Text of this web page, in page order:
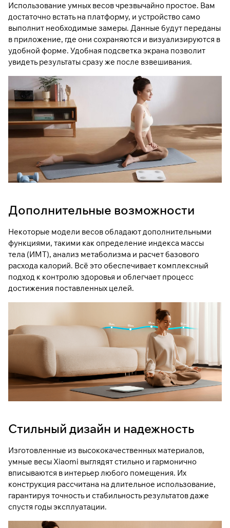
Использование умных весов чрезвычайно простое. Вам
достаточно встать на платформу, и устройство само
выполнит необходимые замеры. Данные будут переданы
в приложение, где они сохраняются и визуализируются в
удобной форме. Удобная подсветка экрана позволит
увидеть результаты сразу же после взвешивания.
Дополнительные возможности
Некоторые модели весов обладают дополнительными
функциями, такими как определение индекса массы
тела (ИМТ), анализ метаболизма и расчет базового
расхода калорий. Всё это обеспечивает комплексный
подход к контролю здоровья и облегчает процесс
достижения поставленных целей.
Стильный дизайн и надежность
Изготовленные из высококачественных материалов,
умные весы Xiaomi выглядят стильно и гармонично
вписываются в интерьер любого помещения. Их
конструкция рассчитана на длительное использование,
гарантируя точность и стабильность результатов даже
спустя годы эксплуатации.